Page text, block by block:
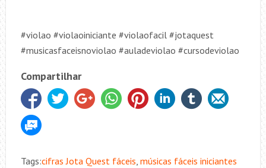
#violao #violaoiniciante #violaofacil #jotaquest
#musicasfaceisnoviolao #auladeviolao #cursodeviolao
Compartilhar
Tags:cifras Jota Quest fáceis, músicas fáceis iniciantes